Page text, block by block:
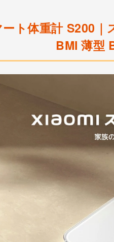
ト体重計 S200｜
BMI 薄型